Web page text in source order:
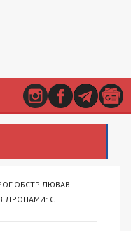
ОБСТРІЛЮВАВ
ДРОНАМИ: Є